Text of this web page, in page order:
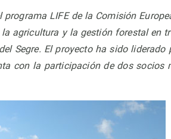
LIFE de la Comisión
agricultura y la gestión forestal en
Segre. El proyecto ha sido liderado
con la participación de dos socios